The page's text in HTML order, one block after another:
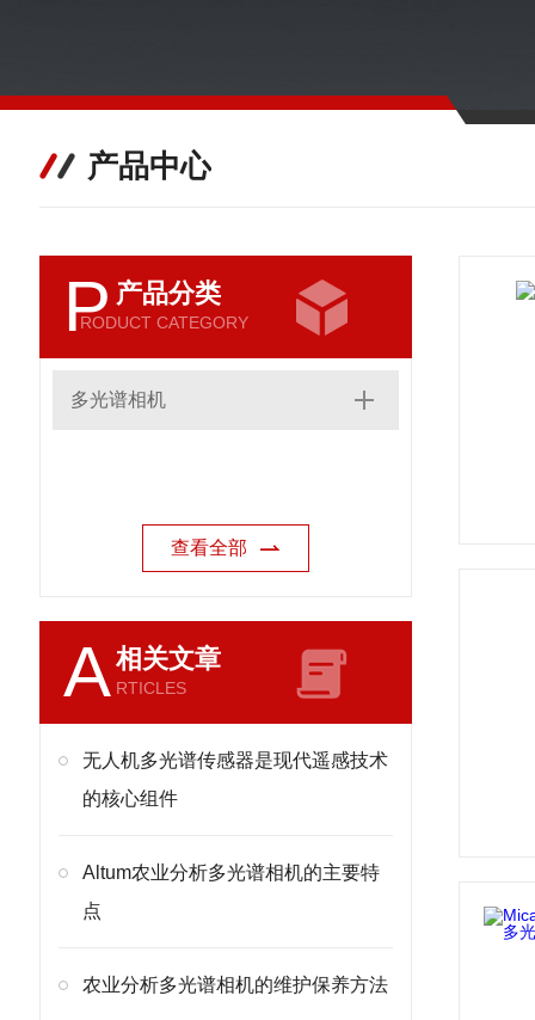
产品中心
P 产品分类
RODUCT CATEGORY
多光谱相机
查看全部
A相关文章
RTICLES
无人机多光谱传感器是现代遥感技术
的核心组件
Altum农业分析多光谱相机的主要特
点
农业分析多光谱相机的维护保养方法